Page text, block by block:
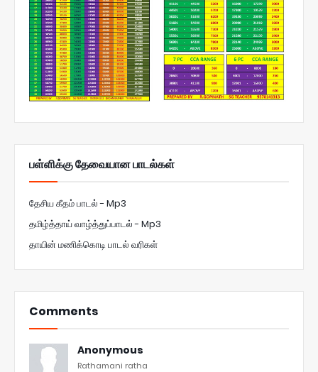
பள்ளிக்கு தேவையான பாடல்கள்
தேசிய கீதம் பாடல் - Mp3
தமிழ்த்தாய் வாழ்த்துப்பாடல் - Mp3
தாயின் மணிக்கொடி பாடல் வரிகள்
Comments
Anonymous
Rathamani ratha